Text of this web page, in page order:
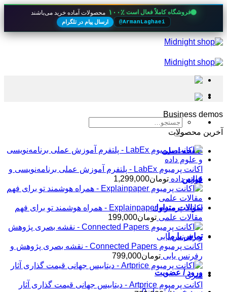
فروشگاه کاملاً فعال است ۱۰۰٪ محصولات آماده خرید می‌باشند
@ArmanLaghaei ارسال پیام در تلگرام
Skip
to
جستجو
برای:
صفحه اصلی
قوانین
سوالات متداول
تماس با ما
ورود / عضویت
Business demos
آخرین محصولات
اکانت پرمیوم LabEx - پلتفرم آموزش عملی برنامه‌نویسی و
علوم داده تومان1,299,000
اکانت پرمیوم Explainpaper - همراه هوشمند تو برای فهم
مقالات علمی تومان199,000
اکانت پرمیوم Connected Papers - نقشه بصری پژوهش و
رفرنس یابی تومان799,000
اکانت پرمیوم Artprice - دیتابیس جهانی قیمت ‌گذاری آثار